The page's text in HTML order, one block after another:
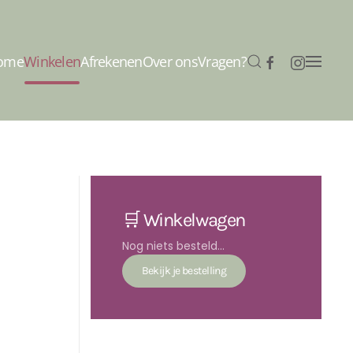
WinkelenAfrekenenOver onsVragen?
🛒 Winkelwagen
Nog niets besteld...